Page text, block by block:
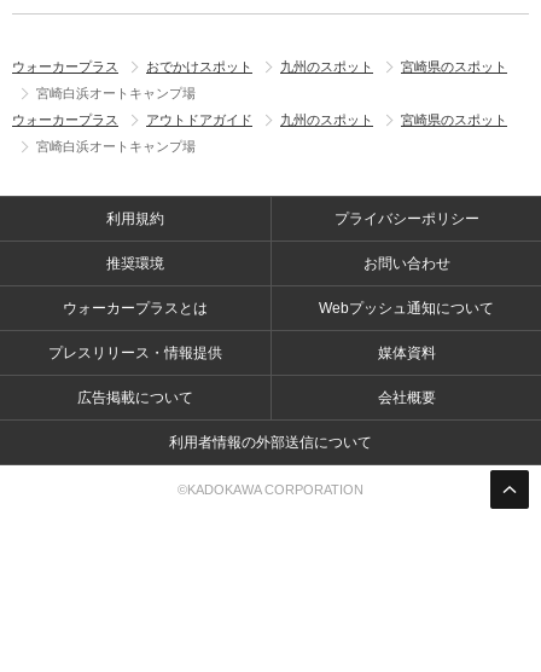
ウォーカープラス おでかけスポット 九州のスポット
宮崎県のスポット
宮崎白浜オートキャンプ場
ウォーカープラス
アウトドアガイド 九州のスポット
宮崎県のスポット
宮崎白浜オートキャンプ場
利用規約 プライバシーポリシー
推奨環境 お問い合わせ
ウォーカープラスとは Webプッシュ通知について
プレスリリース・情報提供 媒体資料
広告掲載について 会社概要
利用者情報の外部送信について
©KADOKAWA CORPORATION